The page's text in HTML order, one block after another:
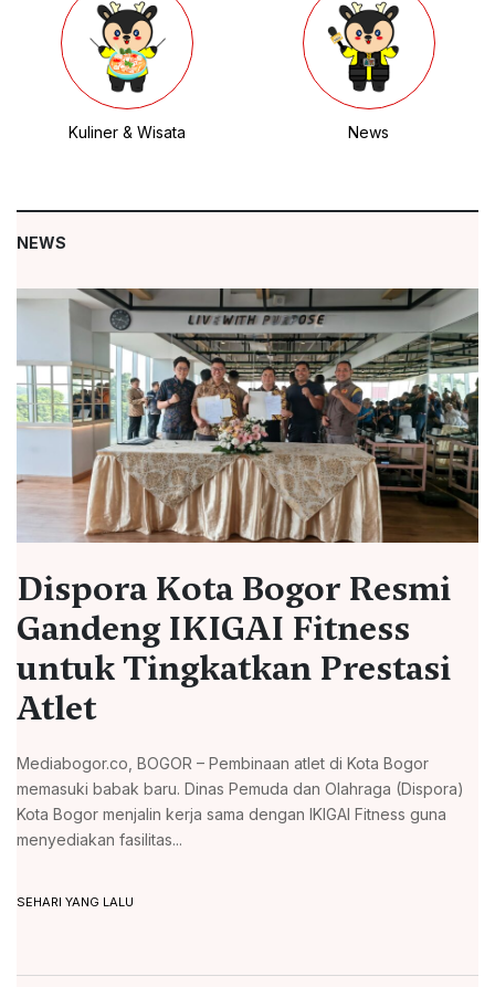
Kuliner & Wisata News
NEWS
Dispora Kota Bogor Resmi
Gandeng IKIGAI Fitness
untuk Tingkatkan Prestasi
Atlet
Mediabogor.co, BOGOR – Pembinaan atlet di Kota Bogor
memasuki babak baru. Dinas Pemuda dan Olahraga (Dispora)
Kota Bogor menjalin kerja sama dengan IKIGAI Fitness guna
menyediakan fasilitas...
SEHARI YANG LALU